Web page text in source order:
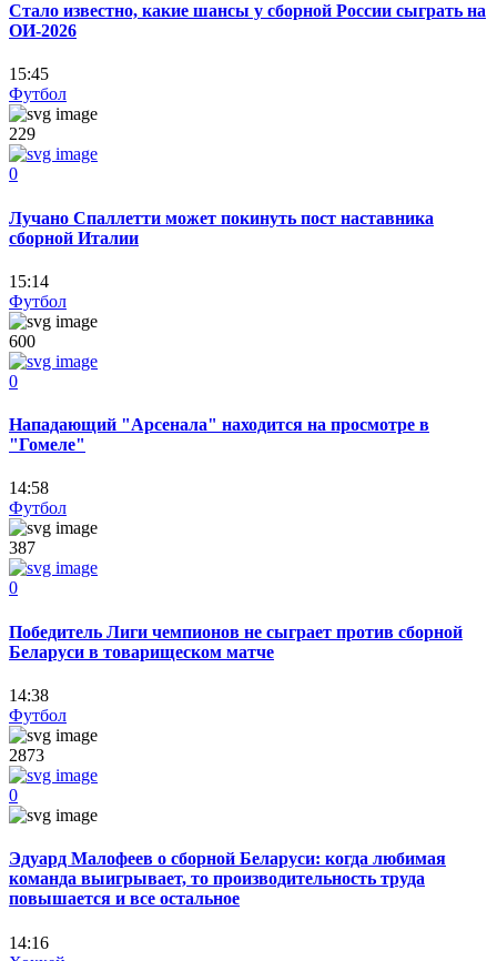
Стало известно, какие шансы у сборной России сыграть на
ОИ-2026
15:45
Футбол
229
0
Лучано Спаллетти может покинуть пост наставника
сборной Италии
15:14
Футбол
600
0
Нападающий "Арсенала" находится на просмотре в
"Гомеле"
14:58
Футбол
387
0
Победитель Лиги чемпионов не сыграет против сборной
Беларуси в товарищеском матче
14:38
Футбол
2873
0
Эдуард Малофеев о сборной Беларуси: когда любимая
команда выигрывает, то производительность труда
повышается и все остальное
14:16